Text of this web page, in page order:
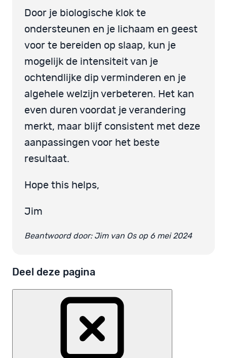
Door je biologische klok te
ondersteunen en je lichaam en geest
voor te bereiden op slaap, kun je
mogelijk de intensiteit van je
ochtendlijke dip verminderen en je
algehele welzijn verbeteren. Het kan
even duren voordat je verandering
merkt, maar blijf consistent met deze
aanpassingen voor het beste
resultaat.
Hope this helps,
Jim
Beantwoord door: Jim van Os op 6 mei 2024
Deel deze pagina